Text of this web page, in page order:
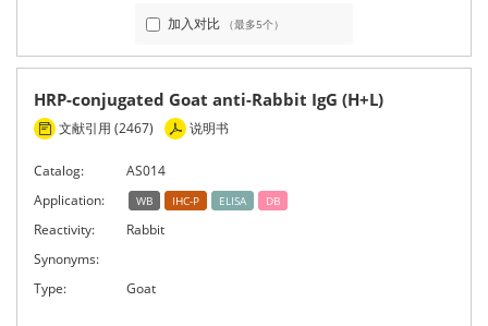
加入对比 （最多5个）
HRP-conjugated Goat anti-Rabbit IgG (H+L)
文献引用 (2467) 说明书
Catalog:
AS014
Application:
WB IHC-P ELISA DB
Reactivity:
Rabbit
Synonyms:
Type:
Goat